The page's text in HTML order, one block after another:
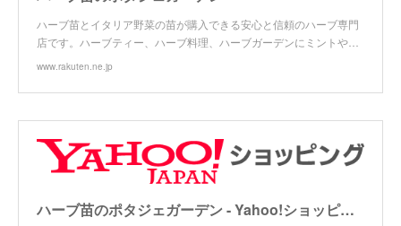
ハーブ苗とイタリア野菜の苗が購入できる安心と信頼のハーブ専門
店です。ハーブティー、ハーブ料理、ハーブガーデンにミントや…
www.rakuten.ne.jp
ハーブ苗のポタジェガーデン - Yahoo!ショッピング